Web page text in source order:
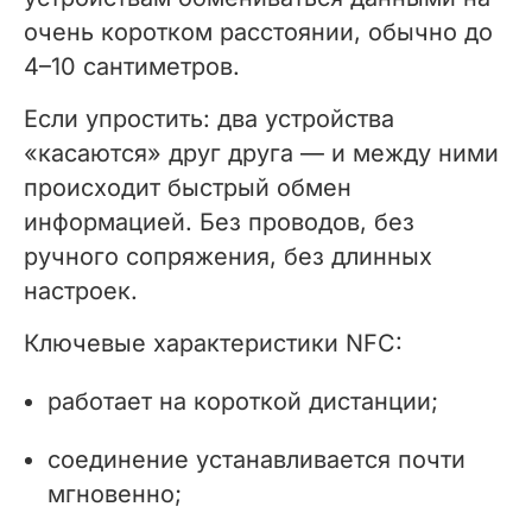
очень коротком расстоянии, обычно до
4–10 сантиметров.
Если упростить: два устройства
«касаются» друг друга — и между ними
происходит быстрый обмен
информацией. Без проводов, без
ручного сопряжения, без длинных
настроек.
Ключевые характеристики NFC:
работает на короткой дистанции;
соединение устанавливается почти
мгновенно;